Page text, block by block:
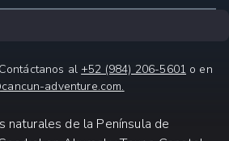
al +52 (984) 206-5601 o en
adventure.com.
naturales de la Península de